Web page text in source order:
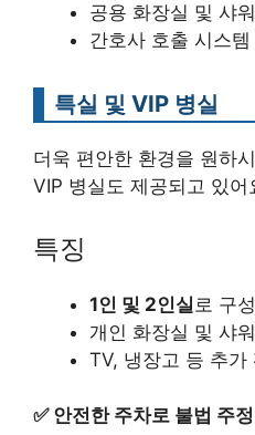
공용 화장실 및 샤
간호사 호출 시스템
특실 및 VIP 병실
더욱 편안한 환경을 원하
VIP 병실도 제공되고 있어
특징
1인 및 2인실 로 구성
개인 화장실 및 샤
TV, 냉장고 등 추가
✅ 안전한 주차로 불법 주